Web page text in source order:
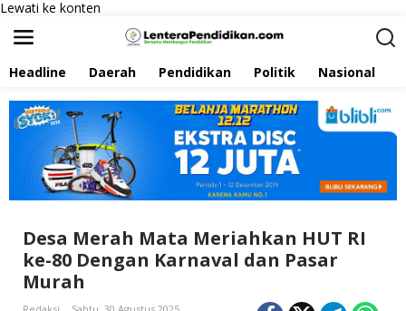
Lewati ke konten
Headline Daerah Pendidikan Politik Nasional
Desa Merah Mata Meriahkan HUT RI
ke-80 Dengan Karnaval dan Pasar
Murah